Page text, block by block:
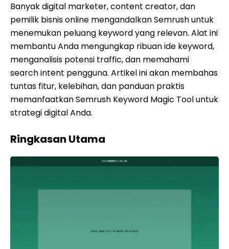
Banyak digital marketer, content creator, dan
pemilik bisnis online mengandalkan Semrush untuk
menemukan peluang keyword yang relevan. Alat ini
membantu Anda mengungkap ribuan ide keyword,
menganalisis potensi traffic, dan memahami
search intent pengguna. Artikel ini akan membahas
tuntas fitur, kelebihan, dan panduan praktis
memanfaatkan Semrush Keyword Magic Tool untuk
strategi digital Anda.
Ringkasan Utama